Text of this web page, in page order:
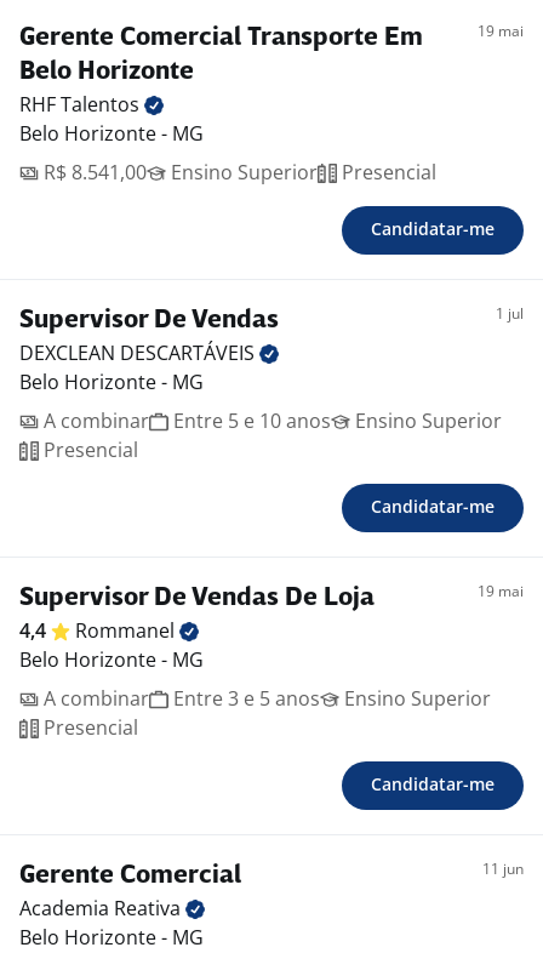
Gerente Comercial Transporte Em
Belo Horizonte
19 mai
RHFTalentos
Belo Horizonte - MG
R$ 8.541,00
Ensino Superior Presencial
Candidatar-me
Supervisor De Vendas 1 jul
DEXCLEAN DESCARTÁVEIS
Belo Horizonte - MG
A combinar
Entre 5 e 10 anos
Ensino Superior
Presencial
Candidatar-me
Supervisor De Vendas De Loja 19 mai
4,4
Rommanel
Belo Horizonte - MG
A combinar
Entre 3 e 5 anos
Ensino Superior
Presencial
Candidatar-me
Gerente Comercial 11 jun
Academia Reativa
Belo Horizonte - MG